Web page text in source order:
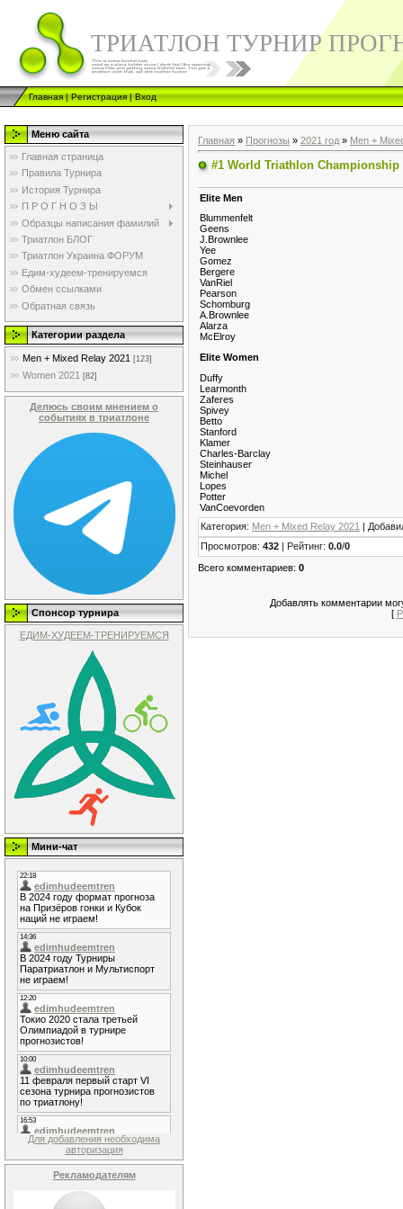
ТРИАТЛОН ТУРНИР
Главная|Регистрация|Вход
Меню сайта
Главная страница
Правила Турнира
История Турнира
П Р О Г Н О З Ы
Образцы написания фамилий
Триатлон БЛОГ
Триатлон Украина ФОРУМ
Едим-худеем-тренируемся
Обмен ссылками
Обратная связь
Категории раздела
Men + Mixed Relay 2021 [123]
Women 2021 [82]
Делюсь своим мнением о
событиях в триатлоне
Спонсор турнира
ЕДИМ-ХУДЕЕМ-ТРЕНИРУЕМСЯ
Мини-чат
Для добавления необходима
авторизация
Рекламодателям
Главная » Прогнозы » 2021 год » Men +
#1 World Triathlon Championship
Elite Men
Blummenfelt
Geens
J.Brownlee
Yee
Gomez
Bergere
VanRiel
Pearson
Schomburg
A.Brownlee
Alarza
McElroy
Elite Women
Duffy
Learmonth
Zaferes
Spivey
Betto
Stanford
Klamer
Charles-Barclay
Steinhauser
Michel
Lopes
Potter
VanCoevorden
Категория: Men + Mixed Relay 2021 |
Просмотров: 432 | Рейтинг: 0.0/0
Всего комментариев: 0
Добавлять комментарии
[